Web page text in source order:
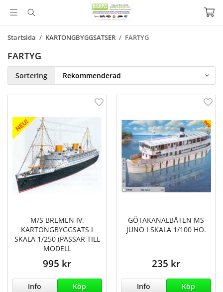
Startsida / KARTONGBYGGSATSER / FARTYG
FARTYG
Sortering
M/S BREMEN IV.
KARTONGBYGGSATS I
SKALA 1/250 (PASSAR TILL
MODELL
995 kr
Info Köp
GÖTAKANALBÅTEN MS
JUNO I SKALA 1/100 HO.
235 kr
Info Köp